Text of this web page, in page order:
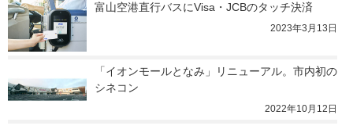
富山空港直行バスにVisa・JCBのタッチ決済
2023年3月13日
「イオンモールとなみ」リニューアル。市内初の
シネコン
2022年10月12日